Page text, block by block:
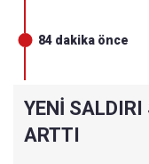
16:25 🟥 KATZ:
16:15
84 dakika önce
YENİ SALDIRI
ARTTI